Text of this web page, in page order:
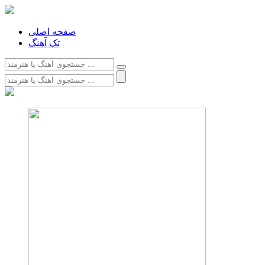
صفحه اصلی
تک آهنگ